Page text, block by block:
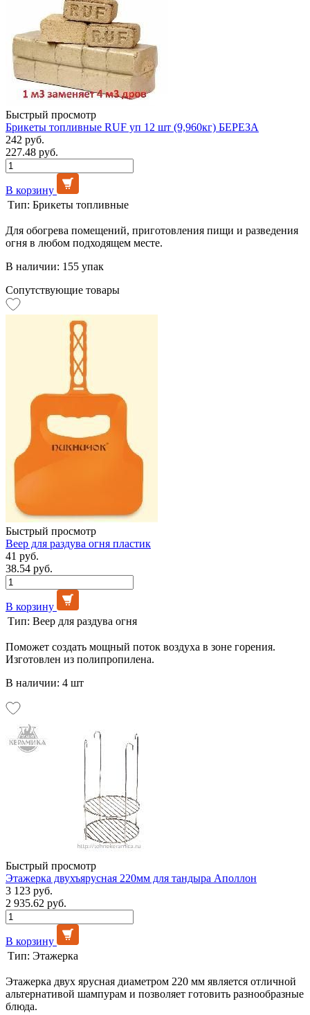
Быстрый просмотр
Брикеты топливные RUF уп 12 шт (9,960кг) БЕРЕЗА
242 руб.
227.48 руб.
В корзину
Тип: Брикеты топливные
Для обогрева помещений, приготовления пищи и разведения
огня в любом подходящем месте.
В наличии: 155 упак
Сопутствующие товары
Быстрый просмотр
Веер для раздува огня пластик
41 руб.
38.54 руб.
В корзину
Тип: Веер для раздува огня
Поможет создать мощный поток воздуха в зоне горения.
Изготовлен из полипропилена.
В наличии: 4 шт
Быстрый просмотр
Этажерка двухъярусная 220мм для тандыра Аполлон
3 123 руб.
2 935.62 руб.
В корзину
Тип: Этажерка
Этажерка двух ярусная диаметром 220 мм является отличной
альтернативой шампурам и позволяет готовить разнообразные
блюда.